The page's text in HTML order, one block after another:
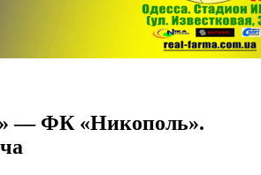
— ФК «Никополь».